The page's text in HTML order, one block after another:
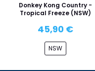
Donkey Kong Country -
Tropical Freeze (NSW)
45,90 €
NSW